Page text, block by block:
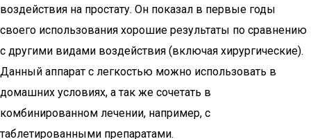
воздействия на простату. Он показал в первые годы
своего использования хорошие результаты по сравнению
с другими видами воздействия (включая хирургические).
Данный аппарат с легкостью можно использовать в
домашних условиях, а так же сочетать в
комбинированном лечении, например, с
таблетированными препаратами.